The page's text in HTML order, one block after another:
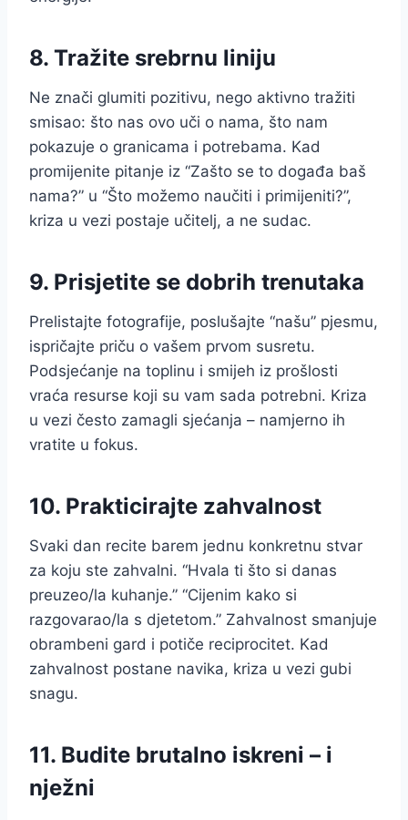
8. Tražite srebrnu liniju
Ne znači glumiti pozitivu, nego aktivno tražiti
smisao: što nas ovo uči o nama, što nam
pokazuje o granicama i potrebama. Kad
promijenite pitanje iz “Zašto se to događa baš
nama?” u “Što možemo naučiti i primijeniti?”,
kriza u vezi postaje učitelj, a ne sudac.
9. Prisjetite se dobrih trenutaka
Prelistajte fotografije, poslušajte “našu” pjesmu,
ispričajte priču o vašem prvom susretu.
Podsjećanje na toplinu i smijeh iz prošlosti
vraća resurse koji su vam sada potrebni. Kriza
u vezi često zamagli sjećanja – namjerno ih
vratite u fokus.
10. Prakticirajte zahvalnost
Svaki dan recite barem jednu konkretnu stvar
za koju ste zahvalni. “Hvala ti što si danas
preuzeo/la kuhanje.” “Cijenim kako si
razgovarao/la s djetetom.” Zahvalnost smanjuje
obrambeni gard i potiče reciprocitet. Kad
zahvalnost postane navika, kriza u vezi gubi
snagu.
11. Budite brutalno iskreni – i
nježni